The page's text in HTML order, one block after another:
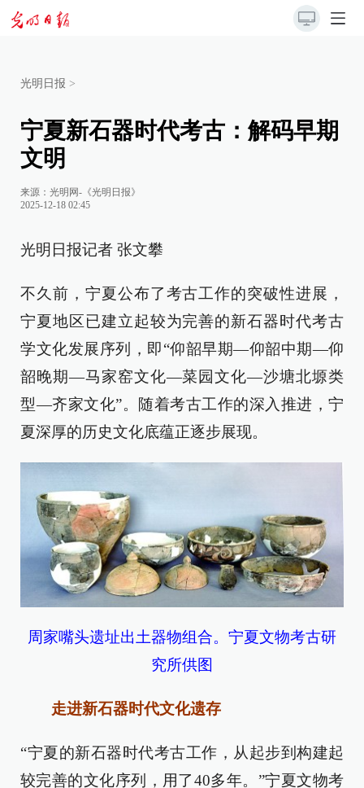
光明日报 >
宁夏新石器时代考古：解码早期
文明
来源： 光明网-《光明日报》
2025-12-18 02:45
光明日报记者 张文攀
不久前，宁夏公布了考古工作的突破性进展，
宁夏地区已建立起较为完善的新石器时代考古
学文化发展序列，即“仰韶早期—仰韶中期—仰
韶晚期—马家窑文化—菜园文化—沙塘北塬类
型—齐家文化”。随着考古工作的深入推进，宁
夏深厚的历史文化底蕴正逐步展现。
周家嘴头遗址出土器物组合。宁夏文物考古研
究所供图
走进新石器时代文化遗存
“宁夏的新石器时代考古工作，从起步到构建起
较完善的文化序列，用了40多年。”宁夏文物考